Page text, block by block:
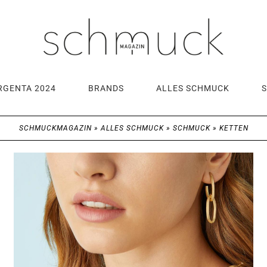
2024 BRANDS ALLES SCHMUCK
SCHMUCKMAGAZIN» ALLES SCHMUCK» SCHMUCK» KETTEN